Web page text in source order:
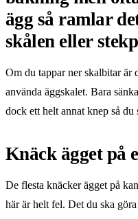
ägg så ramlar
skålen eller
Om du tappar ner skalbitar är
använda äggskalet. Bara
dock ett helt annat knep så
Knäck ägget på
De flesta knäcker ägget på
här är helt fel. Det du ska